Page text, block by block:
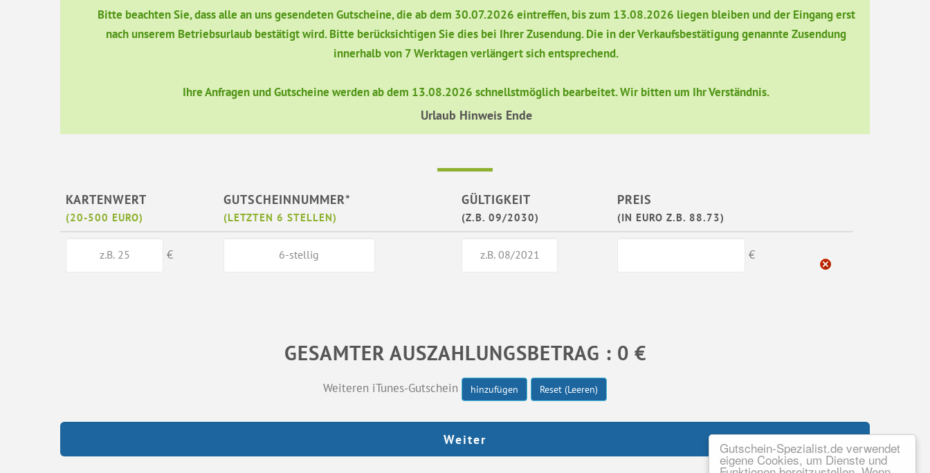
Gutschein-Spezialist.de verwendet
eigene Cookies, um Dienste und
Bitte beachten Sie, dass alle an uns gesendeten Gutscheine, die ab dem 30.07.2026 eintreffen, bis zum 13.08.2026 liegen bleiben und der Eingang erst
nach unserem Betriebsurlaub bestätigt wird. Bitte berücksichtigen Sie dies bei Ihrer Zusendung. Die in der Verkaufsbestätigung genannte Zusendung
innerhalb von 7 Werktagen verlängert sich entsprechend.
Ihre Anfragen und Gutscheine werden ab dem 13.08.2026 schnellstmöglich bearbeitet. Wir bitten um Ihr Verständnis.
Urlaub Hinweis Ende
KARTENWERT
(20-500 EURO)
GUTSCHEINNUMMER*
(LETZTEN 6 STELLEN)
GÜLTIGKEIT
(Z.B. 09/2030)
PREIS
(IN EURO Z.B. 88.73)
€ €
GESAMTER AUSZAHLUNGSBETRAG : 0 €
Weiteren iTunes-Gutschein hinzufügen Reset (Leeren)